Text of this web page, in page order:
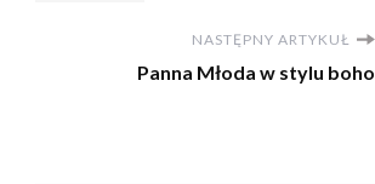
NASTĘPNY ARTYKUŁ
Panna Młoda w stylu boho